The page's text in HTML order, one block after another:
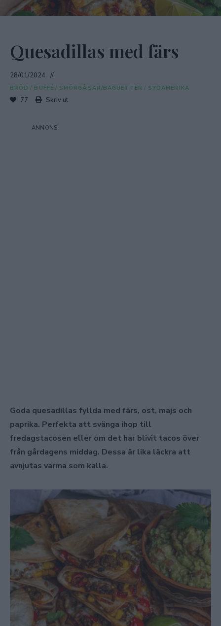
Quesadillas med färs
28/01/2024
BRÖD / BUFFÉ / SMÖRGÅSAR/BAGUETTER / SYDAMERIKA
77 Skriv ut
Goda quesadillas fyllda med färs, ost, majs och
paprika. Perfekta att svänga ihop till
fredagstacosen eller om det har blivit tacos över
från gårdagens middag. Dessa är lika läckra att
avnjutas varma som kalla.